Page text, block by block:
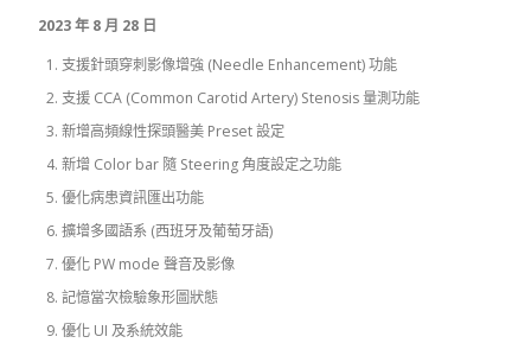
2023 年 8 月 28 日
支援針頭穿刺影像增強 (Needle Enhancement) 功能
支援 CCA (Common Carotid Artery) Stenosis 量測功能
新增高頻線性探頭醫美 Preset 設定
新增 Color bar 隨 Steering 角度設定之功能
優化病患資訊匯出功能
擴增多國語系 (西班牙及葡萄牙語)
優化 PW mode 聲音及影像
記憶當次檢驗象形圖狀態
優化 UI 及系統效能